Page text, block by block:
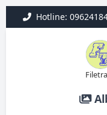
Hotline: